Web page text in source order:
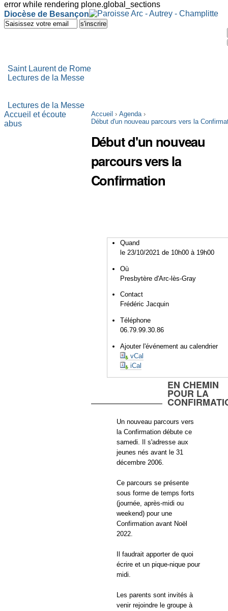
error while rendering plone.global_sections
Outils
personnels
Diocèse de Besançon
Aller
au
à
la
Saint Laurent de Rome
Lectures de la Messe
Lectures de la Messe
Accueil › Agenda ›
Début d'un nouveau parcours vers la
Début d'un nouveau
parcours vers la
Confirmation
Quand
le 23/10/2021 de 10h00 à 19h00
Où
Presbytère d'Arc-lès-Gray
Contact
Frédéric Jacquin
Téléphone
06.79.99.30.86
Ajouter l'événement au calendrier
vCal
iCal
EN CHEMIN
POUR LA
Un nouveau parcours vers
la Confirmation débute ce
samedi. Il s'adresse aux
jeunes nés avant le 31
décembre 2006.
Ce parcours se présente
sous forme de temps forts
(journée, après-midi ou
weekend) pour une
Confirmation avant Noël
2022.
Il faudrait apporter de quoi
écrire et un pique-nique pour
midi.
Les parents sont invités à
venir rejoindre le groupe à
Accueil et écoute
abus